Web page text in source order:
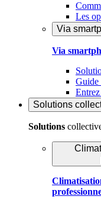
Les
Via
Via
Guide
Solutions
Solutions